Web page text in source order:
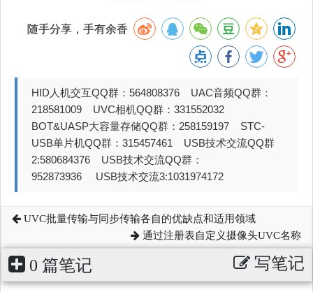
随手分享，手有余香
HID人机交互QQ群：564808376 UAC音频QQ群：
218581009 UVC相机QQ群：331552032
BOT&UASP大容量存储QQ群：258159197 STC-
USB单片机QQ群：315457461 USB技术交流QQ群
2:580684376 USB技术交流QQ群：
952873936 USB技术交流3:1031974172
UVC批量传输与同步传输各自的优缺点和适用领域
通过注册表自定义摄像头UVC名称
0 篇笔记 写笔记